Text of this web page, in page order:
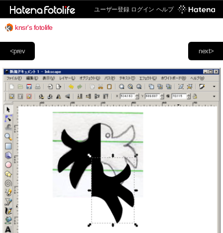
ユーザー登録 ログイン ヘルプ
knsr's fotolife
next>
<prev